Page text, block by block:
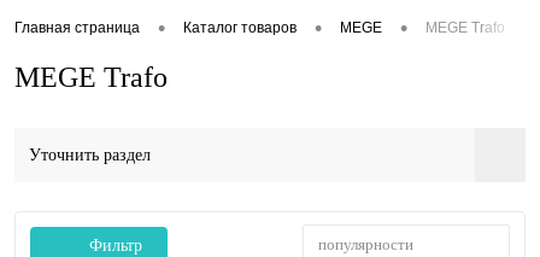
Главная страница • Каталог товаров • MEGE • MEGE Trafo
MEGE Trafo
Уточнить раздел
Фильтр популярности